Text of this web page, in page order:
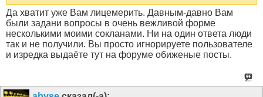
Да хватит уже Вам лицемерить. Давным-давно Вам
были задани вопросы в очень вежливой форме
несколькими моими сокланами. Ни на один ответа люди
так и не получили. Вы просто игнорируете пользователе
и изредка выдаёте тут на форуме обиженые посты.